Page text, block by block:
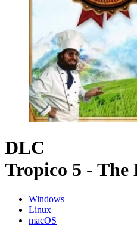
DLC
Tropico 5 - The
Windows
Linux
macOS